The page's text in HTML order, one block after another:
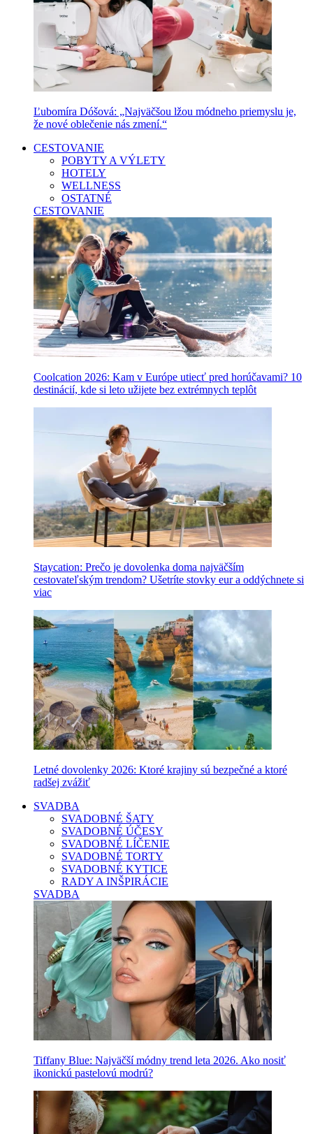
Ľubomíra Dóšová: „Najväčšou lžou módneho priemyslu je,
že nové oblečenie nás zmení.“
CESTOVANIE
POBYTY A VÝLETY
HOTELY
WELLNESS
OSTATNÉ
CESTOVANIE
Coolcation 2026: Kam v Európe utiecť pred horúčavami? 10
destinácií, kde si leto užijete bez extrémnych teplôt
Staycation: Prečo je dovolenka doma najväčším
cestovateľským trendom? Ušetríte stovky eur a oddýchnete si
viac
Letné dovolenky 2026: Ktoré krajiny sú bezpečné a ktoré
radšej zvážiť
SVADBA
SVADOBNÉ ŠATY
SVADOBNÉ ÚČESY
SVADOBNÉ LÍČENIE
SVADOBNÉ TORTY
SVADOBNÉ KYTICE
RADY A INŠPIRÁCIE
SVADBA
Tiffany Blue: Najväčší módny trend leta 2026. Ako nosiť
ikonickú pastelovú modrú?